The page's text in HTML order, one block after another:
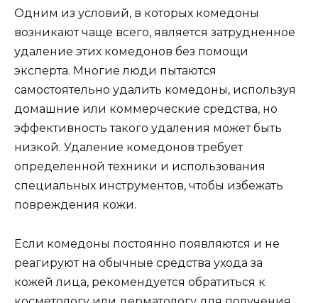
Одним из условий, в которых комедоны
возникают чаще всего, является затрудненное
удаление этих комедонов без помощи
эксперта. Многие люди пытаются
самостоятельно удалить комедоны, используя
домашние или коммерческие средства, но
эффективность такого удаления может быть
низкой. Удаление комедонов требует
определенной техники и использования
специальных инструментов, чтобы избежать
повреждения кожи.
Если комедоны постоянно появляются и не
реагируют на обычные средства ухода за
кожей лица, рекомендуется обратиться к